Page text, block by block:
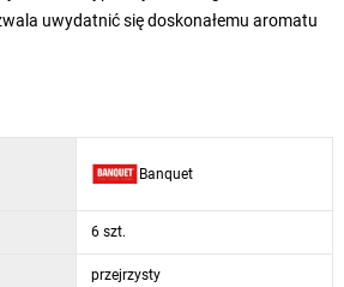
uwydatnić się doskonałemu aromatu
Banquet
6 szt.
przejrzysty